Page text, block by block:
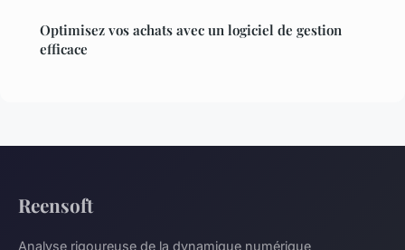
Optimisez vos achats avec un logiciel de gestion
efficace
Reensoft
Analyse rigoureuse de la dynamique numérique